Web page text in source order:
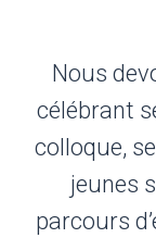
Nous
célébrant
colloque,
jeunes
parcours